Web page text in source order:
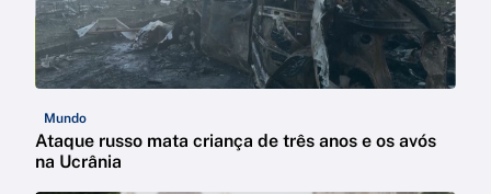
Mundo
Ataque russo mata criança de três anos e os avós
na Ucrânia